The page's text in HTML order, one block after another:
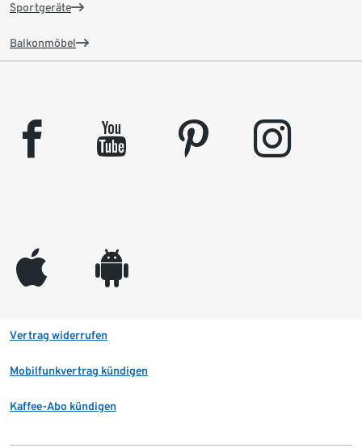
Sportgeräte
Balkonmöbel
facebook youtube pinterest instagram
appleinc android
Vertrag widerrufen
Mobilfunkvertrag kündigen
Kaffee-Abo kündigen